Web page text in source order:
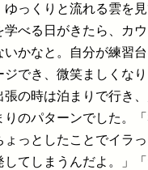
っくりと流れる雲を
べる日がきたら、カ
かなと。自分が練習
でき、微笑ましくな
の時は泊まりで行き
のパターンでした。
っとしたことでイラ
てしまうんだよ。」